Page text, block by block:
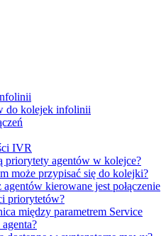
do kolejek infolinii
IVR
priorytety agentów w kolejce?
może przypisać się do kolejki?
kierowane jest połączenie
priorytetów?
między parametrem Service